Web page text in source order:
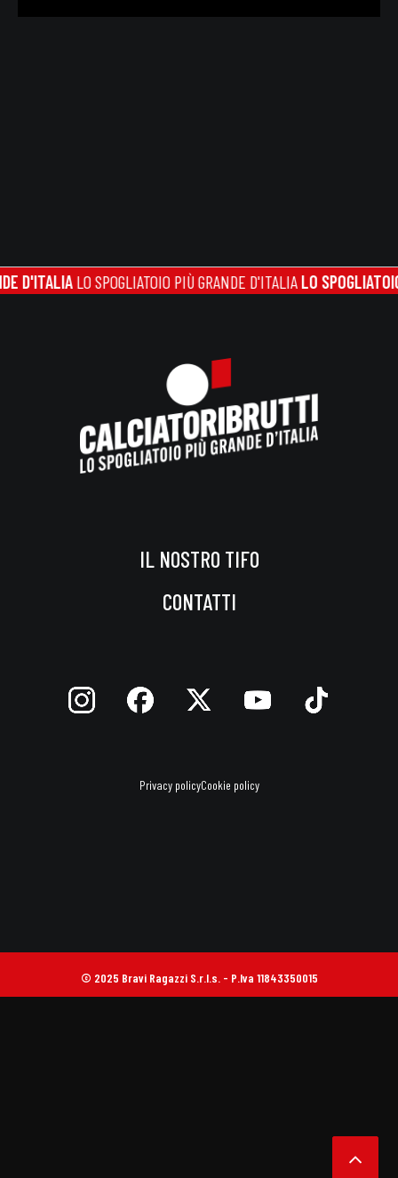
LO SPOGLIATOIO PIÙ GRANDE D'ITALIALO SPOGLIATOIO PIÙ
IL NOSTRO TIFO
CONTATTI
Privacy policyCookie policy
© 2025 Bravi Ragazzi S.r.l.s. - P.Iva 11843350015